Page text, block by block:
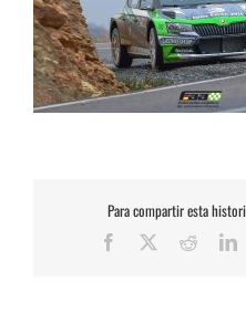
Para compartir esta
Facebook Reddit